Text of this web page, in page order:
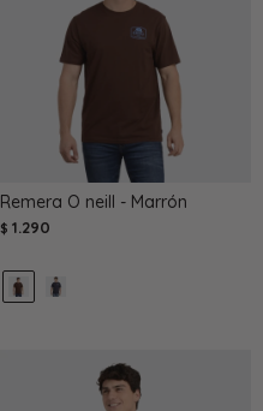
Remera O neill - Marrón
$ 1.290